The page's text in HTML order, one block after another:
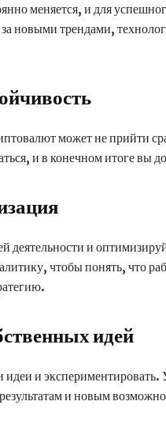
меняется, и для
новыми трендами,
может не прийти
и в конечном итоге вы
деятельности и
чтобы понять, что
идей
идеи и
и новым